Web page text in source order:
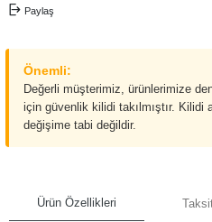
Paylaş
Önemli:
Değerli müşterimiz, ürünlerimize
için güvenlik kilidi takılmıştır. Kilidi
değişime tabi değildir.
Ürün Özellikleri